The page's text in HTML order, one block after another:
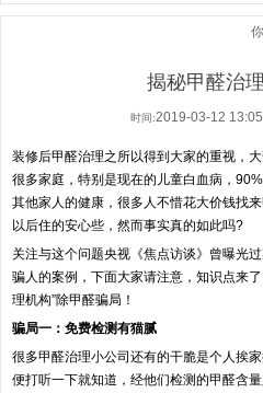
揭秘甲醛治
时间:2019-03-12
装修后甲醛治理之所以得到大家的重视，
很多家庭，特别是现在的儿童白血病，
其他家人的健康，很多人不惜花大价钱找
以后住的安心些，然而事实真的如此吗?
关注与这个问题央视《焦点访谈》曾曝光
骗人的案例，下面大家请注意，知识点来
理机构”除甲醛骗局！
骗局一：免费检测有猫腻
很多甲醛治理小公司还有的干脆是个人挨
便打听一下就知道，经他们检测的甲醛含